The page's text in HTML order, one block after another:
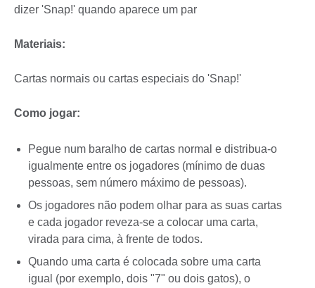
dizer 'Snap!' quando aparece um par
Materiais:
Cartas normais ou cartas especiais do 'Snap!'
Como jogar:
Pegue num baralho de cartas normal e distribua-o
igualmente entre os jogadores (mínimo de duas
pessoas, sem número máximo de pessoas).
Os jogadores não podem olhar para as suas cartas
e cada jogador reveza-se a colocar uma carta,
virada para cima, à frente de todos.
Quando uma carta é colocada sobre uma carta
igual (por exemplo, dois "7" ou dois gatos), o